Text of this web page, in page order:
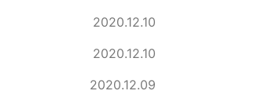
2020.12.10
2020.12.10
2020.12.09